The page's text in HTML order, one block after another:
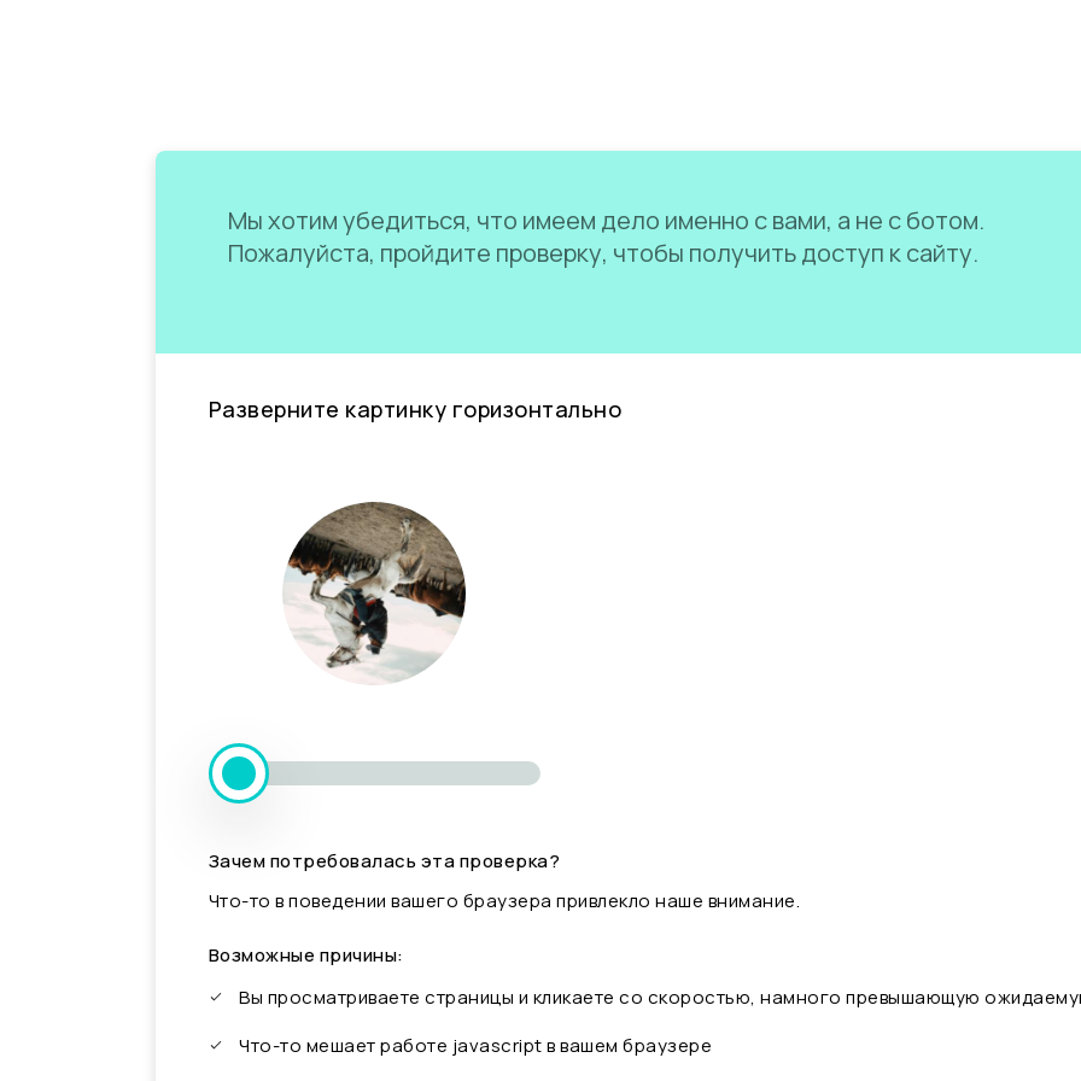
Мы хотим убедиться, что имеем дело именно с вами, а не с ботом.
Пожалуйста, пройдите проверку, чтобы получить доступ к сайту.
Разверните картинку горизонтально
Зачем потребовалась эта проверка?
Что-то в поведении вашего браузера привлекло наше внимание.
Возможные причины:
Вы просматриваете страницы и кликаете со скоростью, намного превышающую
Что-то мешает работе javascript в вашем браузере